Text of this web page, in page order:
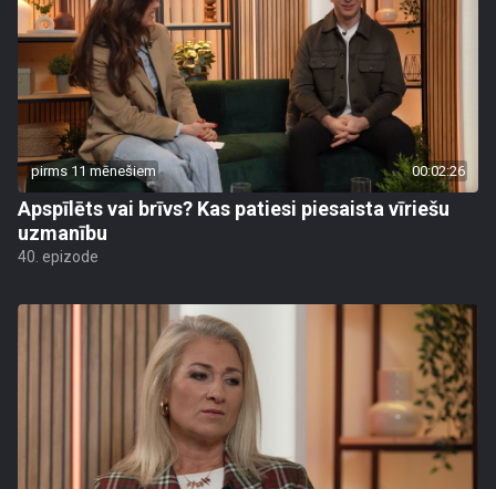
pirms 11 mēnešiem 00:02:26
Apspīlēts vai brīvs? Kas patiesi piesaista vīriešu
uzmanību
40. epizode